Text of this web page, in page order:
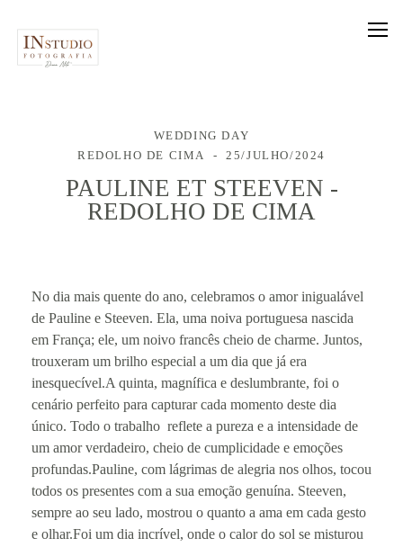
WEDDING DAY
REDOLHO DE CIMA
25/JULHO/2024
PAULINE ET STEEVEN -
REDOLHO DE CIMA
No dia mais quente do ano, celebramos o amor inigualável
de Pauline e Steeven. Ela, uma noiva portuguesa nascida
em França; ele, um noivo francês cheio de charme. Juntos,
trouxeram um brilho especial a um dia que já era
inesquecível.A quinta, magnífica e deslumbrante, foi o
cenário perfeito para capturar cada momento deste dia
único. Todo o trabalho reflete a pureza e a intensidade de
um amor verdadeiro, cheio de cumplicidade e emoções
profundas.Pauline, com lágrimas de alegria nos olhos, tocou
todos os presentes com a sua emoção genuína. Steeven,
sempre ao seu lado, mostrou o quanto a ama em cada gesto
e olhar.Foi um dia incrível, onde o calor do sol se misturou